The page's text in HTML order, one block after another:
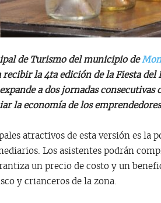
de Turismo del municipio de
recibir la 4ta edición de la Fiesta del
a dos jornadas
la economía de los emprendedores
atractivos de esta versión es la
Los asistentes podrán
un precio de costo y un
y crianceros de la zona.